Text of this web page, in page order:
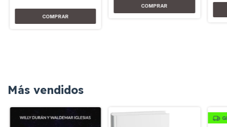
Más vendidos